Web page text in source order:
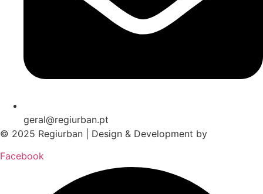
geral@regiurban.pt
© 2025 Regiurban | Design & Development by
Facebook